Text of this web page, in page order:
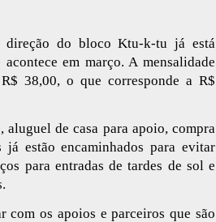
direção do bloco Ktu-k-tu já está
em março. A mensalidade
38,00, o que corresponde a R$
aluguel de casa para apoio, compra
já estão encaminhados para evitar
para entradas de tardes de sol e
com os apoios e parceiros que são